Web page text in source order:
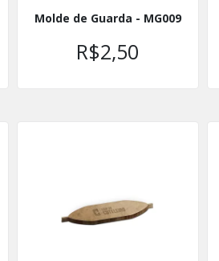
Molde de Guarda - MG009
R$2,50